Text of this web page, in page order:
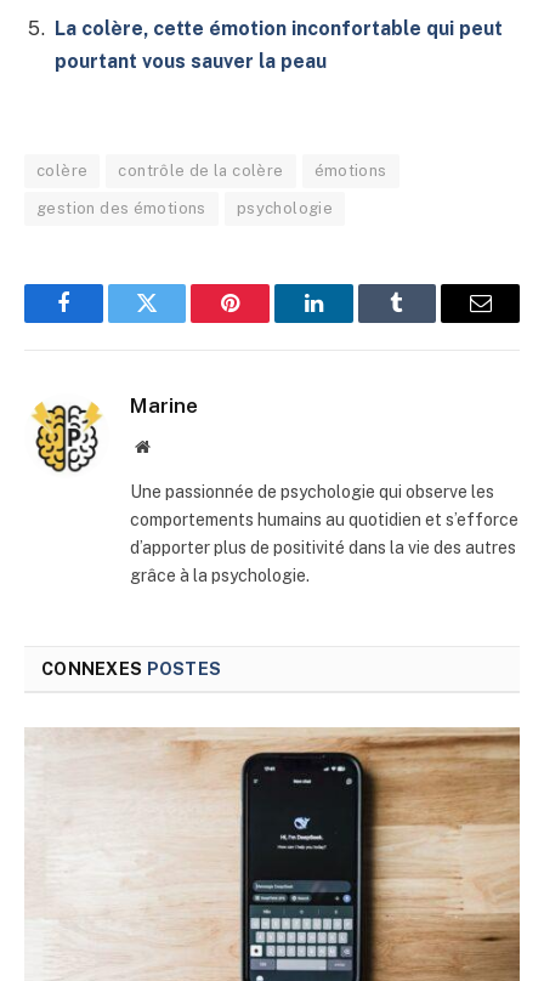
La colère, cette émotion inconfortable qui peut
pourtant vous sauver la peau
colère contrôle de la colère émotions
gestion des émotions psychologie
FacebookTwitter Pinterest LinkedInTumblr
E-
Marine
Site
Une passionnée de psychologie qui observe les
comportements humains au quotidien et s’efforce
d’apporter plus de positivité dans la vie des autres
grâce à la psychologie.
CONNEXES POSTES